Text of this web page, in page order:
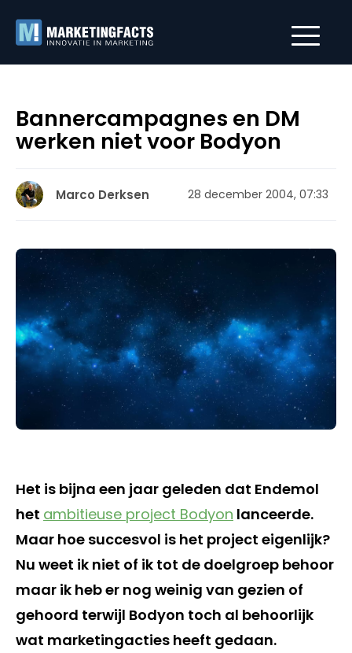
Bannercampagnes en DM
werken niet voor Bodyon
Marco Derksen 28 december 2004, 07:33
Het is bijna een jaar geleden dat Endemol
het ambitieuse project Bodyon lanceerde.
Maar hoe succesvol is het project eigenlijk?
Nu weet ik niet of ik tot de doelgroep behoor
maar ik heb er nog weinig van gezien of
gehoord terwijl Bodyon toch al behoorlijk
wat marketingacties heeft gedaan.